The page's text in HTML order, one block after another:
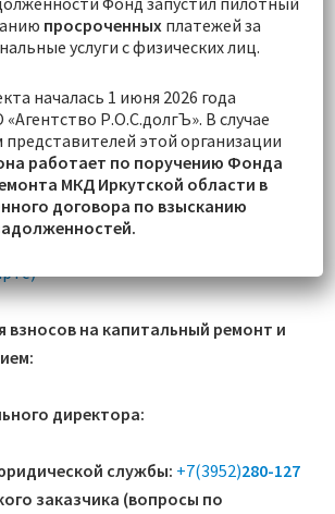
с 08:00 до 17:00
с 12:00 до 13:00.
выходные дни
д. 1, корпус 1,
взносов на капитальный ремонт и
директора:
службы: +7(3952)280-127
заказчика (вопросы по
просроченных платежей за
услуги с физических лиц.
началась 1 июня 2026 года
Р.О.С.долгЪ». В случае
этой организации
работает по поручению Фонда
МКД Иркутской области в
договора по взысканию